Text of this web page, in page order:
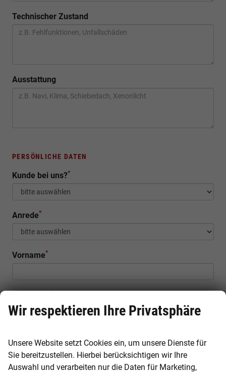
Technischer Zustand
Ausstattung
PERSÖNLICHE DATEN
Kunde bei uns?*
Anrede*
Vorname*
*
Wir respektieren Ihre Privatsphäre
Unsere Website setzt Cookies ein, um unsere Dienste für
Sie bereitzustellen. Hierbei berücksichtigen wir Ihre
Auswahl und verarbeiten nur die Daten für Marketing,